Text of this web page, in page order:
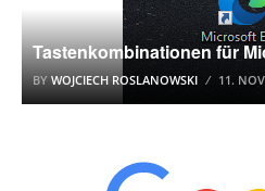
Tastenkombinationen für
BY WOJCIECH ROSLANOWSKI 11.